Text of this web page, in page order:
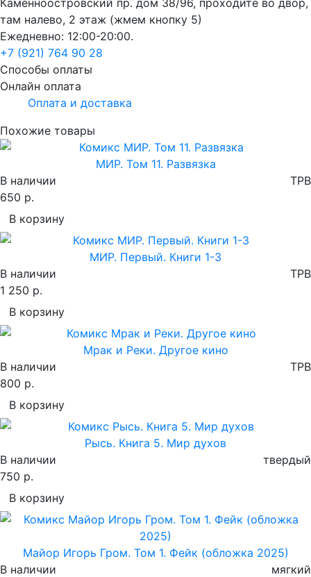
там налево, 2 этаж (жмем кнопку 5)
Ежедневно: 12:00-20:00.
+7 (921) 764 90 28
Способы оплаты
Онлайн оплата
Оплата и доставка
Похожие товары
МИР. Том 11. Развязка
В наличии
TPB
650 р.
В корзину
МИР. Первый. Книги 1-3
В наличии
TPB
1 250 р.
В корзину
Мрак и Реки. Другое кино
В наличии
TPB
800 р.
В корзину
Рысь. Книга 5. Мир духов
В наличии
твердый
750 р.
В корзину
Майор Игорь Гром. Том 1. Фейк (обложка 2025)
В наличии
мягкий